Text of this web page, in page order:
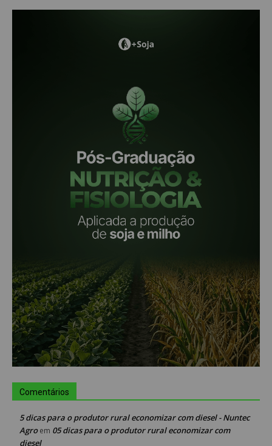
Comentários
5 dicas para o produtor rural economizar com diesel - Nuntec
Agroem 05 dicas para o produtor rural economizar com
diesel